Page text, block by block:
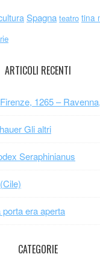
Spagna teatro tina
ARTICOLI RECENTI
1265 –
Gli altri
Seraphinianus
era aperta
CATEGORIE